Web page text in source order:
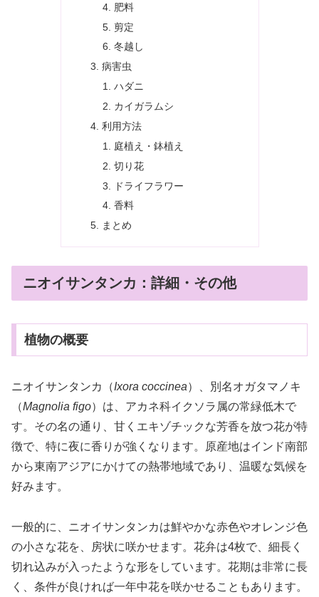
肥料
剪定
冬越し
病害虫
ハダニ
カイガラムシ
利用方法
庭植え・鉢植え
切り花
ドライフラワー
香料
まとめ
ニオイサンタンカ：詳細・その他
植物の概要
ニオイサンタンカ（Ixora coccinea）、別名オガタマノキ
（Magnolia figo）は、アカネ科イクソラ属の常緑低木で
す。その名の通り、甘くエキゾチックな芳香を放つ花が特
徴で、特に夜に香りが強くなります。原産地はインド南部
から東南アジアにかけての熱帯地域であり、温暖な気候を
好みます。
一般的に、ニオイサンタンカは鮮やかな赤色やオレンジ色
の小さな花を、房状に咲かせます。花弁は4枚で、細長く
切れ込みが入ったような形をしています。花期は非常に長
く、条件が良ければ一年中花を咲かせることもあります。